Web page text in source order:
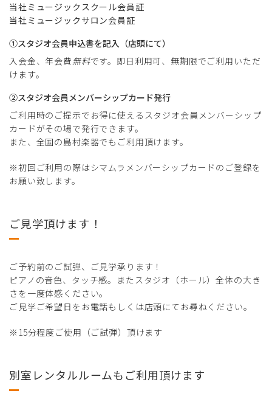
当社ミュージックスクール会員証
当社ミュージックサロン会員証
①スタジオ会員申込書を記入（店頭にて）
入会金、年会費無料です。即日利用可、無期限でご利用いただ
けます。
②スタジオ会員メンバーシップカード発行
ご利用時のご提示でお得に使えるスタジオ会員メンバーシップ
カードがその場で発行できます。
また、全国の島村楽器でもご利用頂けます。
※初回ご利用の際はシマムラメンバーシップカードのご登録を
お願い致します。
ご見学頂けます！
ご予約前のご試弾、ご見学承ります！
ピアノの音色、タッチ感。またスタジオ（ホール）全体の大き
さを一度体感ください。
ご見学ご希望日をお電話もしくは店頭にてお尋ねください。
※15分程度ご使用（ご試弾）頂けます
別室レンタルルームもご利用頂けます